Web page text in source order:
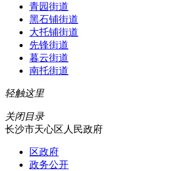
青园街道
黑石铺街道
大托铺街道
先锋街道
暮云街道
南托街道
轻触这里
关闭目录
长沙市天心区人民政府
区政府
政务公开